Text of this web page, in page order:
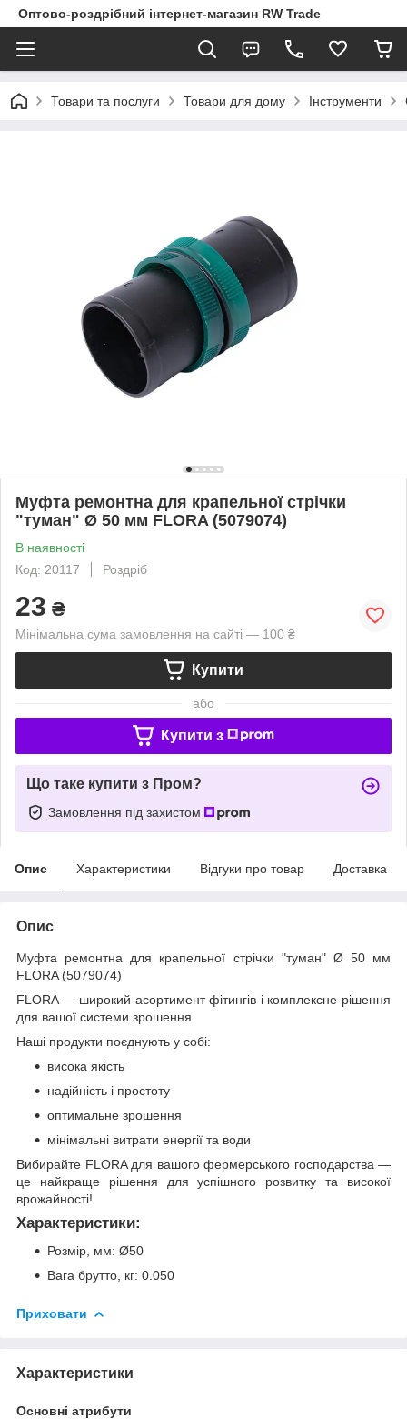
Оптово-роздрібний інтернет-магазин RW Trade
Товари та послуги Товари для дому Інструменти
Муфта ремонтна для крапельної стрічки
"туман" Ø 50 мм FLORA (5079074)
В наявності
Код: 20117
Роздріб
23 ₴
Мінімальна сума замовлення на сайті — 100 ₴
Купити
або
Купити з
Що таке купити з Пром?
Замовлення під захистом
Опис Характеристики Відгуки про товар Доставка
Опис
Муфта ремонтна для крапельної стрічки "туман" Ø 50 мм
FLORA (5079074)
FLORA — широкий асортимент фітингів і комплексне рішення
для вашої системи зрошення.
Наші продукти поєднують у собі:
висока якість
надійність і простоту
оптимальне зрошення
мінімальні витрати енергії та води
Вибирайте FLORA для вашого фермерського господарства —
це найкраще рішення для успішного розвитку та високої
врожайності!
Характеристики:
Розмір, мм: Ø50
Вага брутто, кг: 0.050
Приховати
Характеристики
Основні атрибути